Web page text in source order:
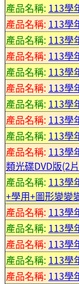
產品名稱: 113學
產品名稱: 113學
產品名稱: 113學
產品名稱: 113學
產品名稱: 113學
產品名稱: 113學
產品名稱: 113學
產品名稱: 113學
產品名稱: 113學
產品名稱: 113學
類光碟DVD版(2
產品名稱: 113學
+學用+圖形變變
產品名稱: 113學
產品名稱: 113學
產品名稱: 113學
產品名稱: 113學
產品名稱: 113學